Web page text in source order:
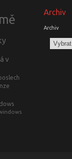
v
Archiv
Archiv